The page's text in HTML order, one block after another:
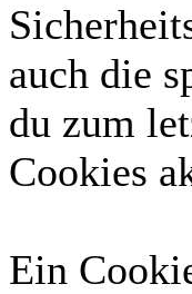
auch die
du zum
Cookies
Ein